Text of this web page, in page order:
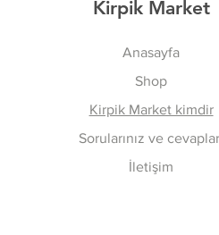
Kirpik Market
Anasayfa
Shop
Kirpik Market kimdir
Sorularınız ve
İletişim